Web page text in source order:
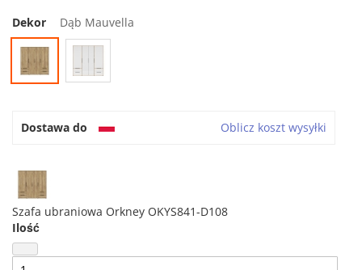
Dekor Dąb Mauvella
Dostawa do Oblicz koszt wysyłki
Szafa ubraniowa Orkney OKYS841-D108
Ilość